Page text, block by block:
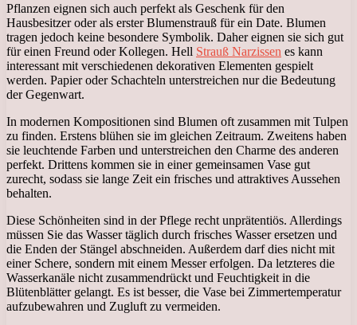
Pflanzen eignen sich auch perfekt als Geschenk für den
Hausbesitzer oder als erster Blumenstrauß für ein Date. Blumen
tragen jedoch keine besondere Symbolik. Daher eignen sie sich gut
für einen Freund oder Kollegen. Hell Strauß Narzissen es kann
interessant mit verschiedenen dekorativen Elementen gespielt
werden. Papier oder Schachteln unterstreichen nur die Bedeutung
der Gegenwart.
In modernen Kompositionen sind Blumen oft zusammen mit Tulpen
zu finden. Erstens blühen sie im gleichen Zeitraum. Zweitens haben
sie leuchtende Farben und unterstreichen den Charme des anderen
perfekt. Drittens kommen sie in einer gemeinsamen Vase gut
zurecht, sodass sie lange Zeit ein frisches und attraktives Aussehen
behalten.
Diese Schönheiten sind in der Pflege recht unprätentiös. Allerdings
müssen Sie das Wasser täglich durch frisches Wasser ersetzen und
die Enden der Stängel abschneiden. Außerdem darf dies nicht mit
einer Schere, sondern mit einem Messer erfolgen. Da letzteres die
Wasserkanäle nicht zusammendrückt und Feuchtigkeit in die
Blütenblätter gelangt. Es ist besser, die Vase bei Zimmertemperatur
aufzubewahren und Zugluft zu vermeiden.